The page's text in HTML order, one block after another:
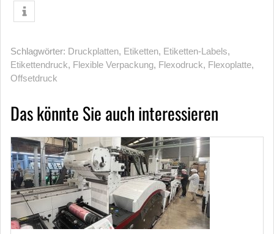
Schlagwörter: Druckplatten, Etiketten, Etiketten-Labels,
Etikettendruck, Flexible Verpackung, Flexodruck, Flexoplatte,
Offsetdruck
Das könnte Sie auch interessieren